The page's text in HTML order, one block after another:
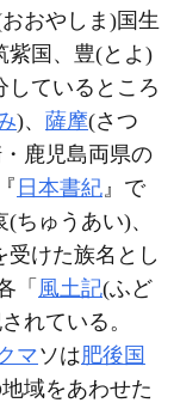
おおやしま)国生
紫国、豊(とよ)
しているところ
)、 薩摩(さつ
鹿児島両県の
日本書紀』で
ちゅうあい)、
受けた族名とし
「 風土記(ふど
れている。
マソは肥後国
域をあわせた